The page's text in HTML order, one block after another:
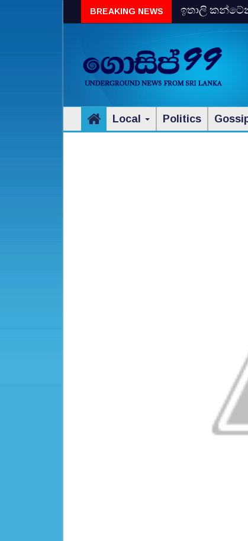
BREAKING NEWS
ඉතාලි
Local Politics